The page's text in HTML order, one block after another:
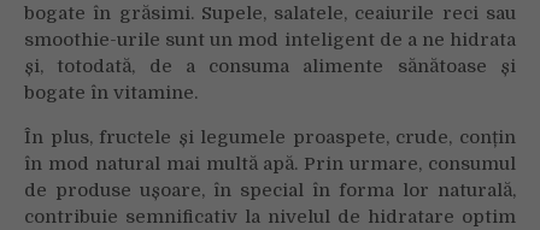
bogate în grăsimi. Supele, salatele, ceaiurile reci sau
smoothie-urile sunt un mod inteligent de a ne hidrata
și, totodată, de a consuma alimente sănătoase și
bogate în vitamine.
În plus, fructele și legumele proaspete, crude, conțin
în mod natural mai multă apă. Prin urmare, consumul
de produse ușoare, în special în forma lor naturală,
contribuie semnificativ la nivelul de hidratare optim